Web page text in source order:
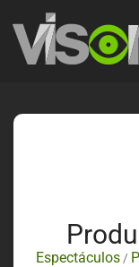
Espectáculos/